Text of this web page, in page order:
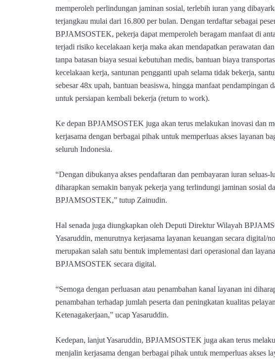
memperoleh perlindungan jaminan sosial, terlebih iuran yang
terjangkau mulai dari 16.800 per bulan. Dengan terdaftar sebagai
BPJAMSOSTEK, pekerja dapat memperoleh beragam manfaat di
terjadi risiko kecelakaan kerja maka akan mendapatkan perawatan
tanpa batasan biaya sesuai kebutuhan medis, bantuan biaya
kecelakaan kerja, santunan pengganti upah selama tidak bekerja,
sebesar 48x upah, bantuan beasiswa, hingga manfaat pendampingan
untuk persiapan kembali bekerja (return to work).
Ke depan BPJAMSOSTEK juga akan terus melakukan inovasi dan
kerjasama dengan berbagai pihak untuk memperluas akses layanan
seluruh Indonesia.
“Dengan dibukanya akses pendaftaran dan pembayaran iuran seluas-
diharapkan semakin banyak pekerja yang terlindungi jaminan sosial
BPJAMSOSTEK,” tutup Zainudin.
Hal senada juga diungkapkan oleh Deputi Direktur Wilayah
Yasaruddin, menurutnya kerjasama layanan keuangan secara digital/
merupakan salah satu bentuk implementasi dari operasional dan
BPJAMSOSTEK secara digital.
“Semoga dengan perluasan atau penambahan kanal layanan ini
penambahan terhadap jumlah peserta dan peningkatan kualitas
Ketenagakerjaan,” ucap Yasaruddin.
Kedepan, lanjut Yasaruddin, BPJAMSOSTEK juga akan terus
menjalin kerjasama dengan berbagai pihak untuk memperluas akses